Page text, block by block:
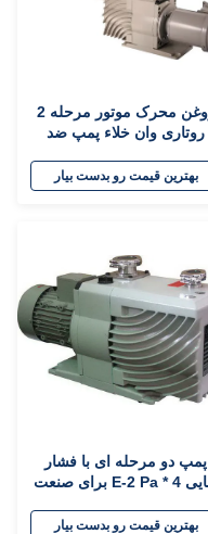
روغن محرک موتور مرحله 2
روتاری وان خلاء پمپ ضد
بهترین قیمت رو بدست بیار
پمپ دو مرحله ای با فشار
نهایی 4 * E-2 Pa برای صنعت
بهترین قیمت رو بدست بیار